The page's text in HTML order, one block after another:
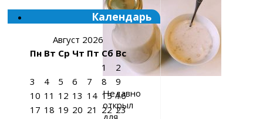
Недавно
открыл
для
Календарь
Август 2026
Пн Вт Ср Чт Пт Сб Вс
1
2
3
4 5 6 7 8
9
10 11 12 13 14 15 16
17 18 19 20 21 22 23